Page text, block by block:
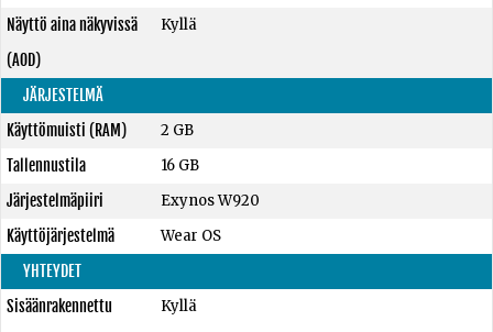
Näyttö aina näkyvissä
(AOD)
Kyllä
JÄRJESTELMÄ
Käyttömuisti (RAM)
2 GB
Tallennustila
16 GB
Järjestelmäpiiri
Exynos W920
Käyttöjärjestelmä
Wear OS
YHTEYDET
Sisäänrakennettu
Kyllä